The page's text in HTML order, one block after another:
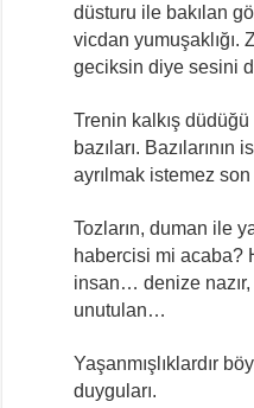
düsturu ile bakılan
vicdan yumuşaklığı.
geciksin diye sesini
Trenin kalkış
bazıları.
ayrılmak istemez
Tozların, duman ile
habercisi mi acaba?
insan… denize
unutulan…
Yaşanmışlıklardır
duyguları.